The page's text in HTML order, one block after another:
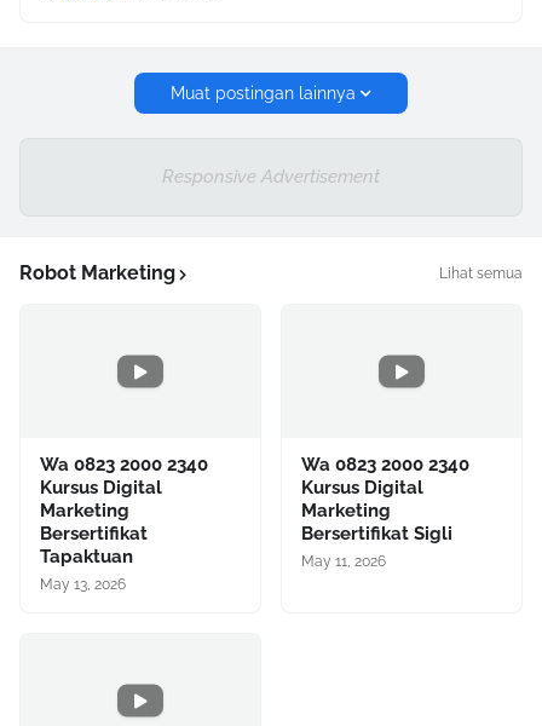
Muat postingan lainnya
Responsive Advertisement
Robot Marketing Lihat semua
Wa 0823 2000 2340
Kursus Digital
Marketing
Bersertifikat
Tapaktuan
May 13, 2026
Wa 0823 2000 2340
Kursus Digital
Marketing
Bersertifikat Sigli
May 11, 2026